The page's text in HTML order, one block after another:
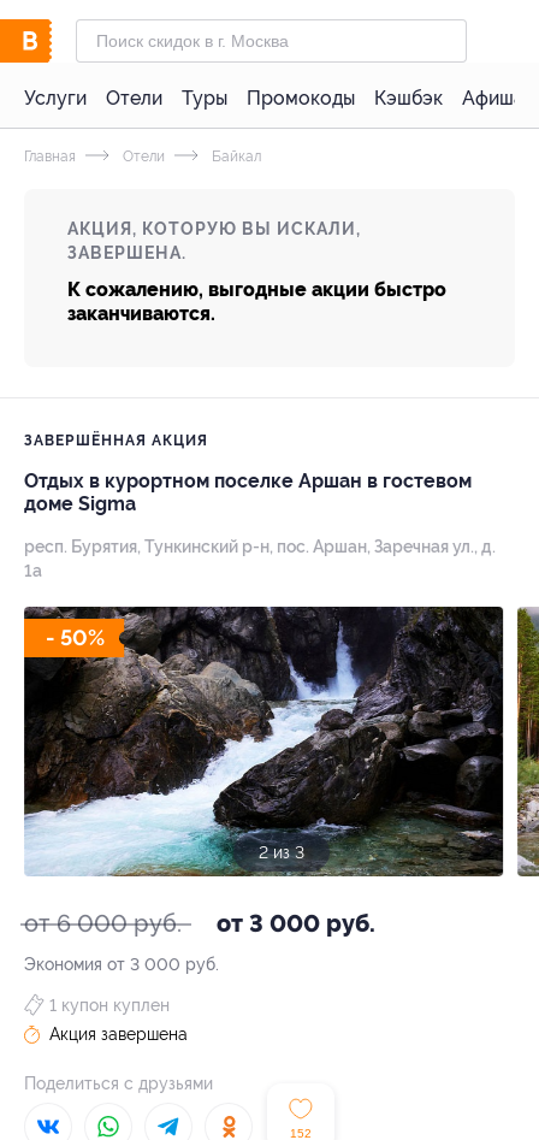
Услуги Отели Туры Промокоды Кэшбэк Афиша
Главная Отели Байкал
АКЦИЯ, КОТОРУЮ ВЫ ИСКАЛИ,
ЗАВЕРШЕНА.
К сожалению, выгодные акции быстро
заканчиваются.
ЗАВЕРШЁННАЯ АКЦИЯ
Отдых в курортном поселке Аршан в гостевом
доме Sigma
респ. Бурятия, Тункинский р-н, пос. Аршан, Заречная ул., д.
1а
- 50%
2 из 3
от 6 000 руб. от 3 000 руб.
Экономия от 3 000 руб.
152
1 купон куплен
Акция завершена
Поделиться с друзьями